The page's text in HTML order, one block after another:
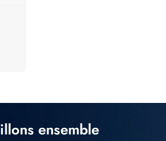
ensemble